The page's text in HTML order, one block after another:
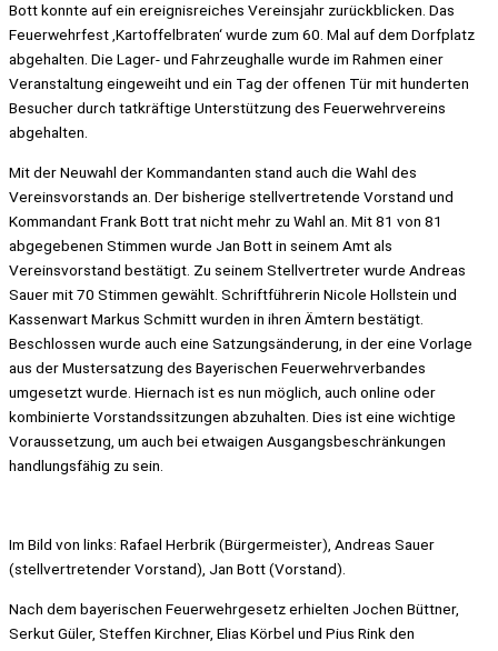
Bott konnte auf ein ereignisreiches Vereinsjahr zurückblicken. Das
Feuerwehrfest ‚Kartoffelbraten‘ wurde zum 60. Mal auf dem Dorfplatz
abgehalten. Die Lager- und Fahrzeughalle wurde im Rahmen einer
Veranstaltung eingeweiht und ein Tag der offenen Tür mit hunderten
Besucher durch tatkräftige Unterstützung des Feuerwehrvereins
abgehalten.
Mit der Neuwahl der Kommandanten stand auch die Wahl des
Vereinsvorstands an. Der bisherige stellvertretende Vorstand und
Kommandant Frank Bott trat nicht mehr zu Wahl an. Mit 81 von 81
abgegebenen Stimmen wurde Jan Bott in seinem Amt als
Vereinsvorstand bestätigt. Zu seinem Stellvertreter wurde Andreas
Sauer mit 70 Stimmen gewählt. Schriftführerin Nicole Hollstein und
Kassenwart Markus Schmitt wurden in ihren Ämtern bestätigt.
Beschlossen wurde auch eine Satzungsänderung, in der eine Vorlage
aus der Mustersatzung des Bayerischen Feuerwehrverbandes
umgesetzt wurde. Hiernach ist es nun möglich, auch online oder
kombinierte Vorstandssitzungen abzuhalten. Dies ist eine wichtige
Voraussetzung, um auch bei etwaigen Ausgangsbeschränkungen
handlungsfähig zu sein.
Im Bild von links: Rafael Herbrik (Bürgermeister), Andreas Sauer
(stellvertretender Vorstand), Jan Bott (Vorstand).
Nach dem bayerischen Feuerwehrgesetz erhielten Jochen Büttner,
Serkut Güler, Steffen Kirchner, Elias Körbel und Pius Rink den